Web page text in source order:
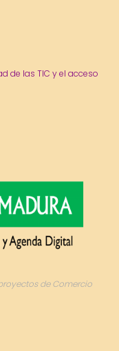
de las TIC y el acceso
de Comercio